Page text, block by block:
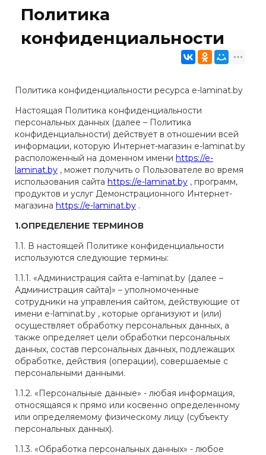
Политика
конфиденциальности
Политика конфиденциальности ресурса e-laminat.by
Настоящая Политика конфиденциальности
персональных данных (далее – Политика
конфиденциальности) действует в отношении всей
информации, которую Интернет-магазин e-laminat.by
расположенный на доменном имени https://e-
laminat.by , может получить о Пользователе во время
использования сайта https://e-laminat.by , программ,
продуктов и услуг Демонстрационного Интернет-
магазина https://e-laminat.by .
1.ОПРЕДЕЛЕНИЕ ТЕРМИНОВ
1.1. В настоящей Политике конфиденциальности
используются следующие термины:
1.1.1. «Администрация сайта e-laminat.by (далее –
Администрация сайта)» – уполномоченные
сотрудники на управления сайтом, действующие от
имени e-laminat.by , которые организуют и (или)
осуществляет обработку персональных данных, а
также определяет цели обработки персональных
данных, состав персональных данных, подлежащих
обработке, действия (операции), совершаемые с
персональными данными.
1.1.2. «Персональные данные» - любая информация,
относящаяся к прямо или косвенно определенному
или определяемому физическому лицу (субъекту
персональных данных).
1.1.3. «Обработка персональных данных» - любое